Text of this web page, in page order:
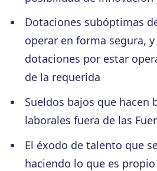
Dotaciones subóptimas
operar en forma segura,
dotaciones por estar
de la requerida
Sueldos bajos que hacen
laborales fuera de las
El éxodo de talento que
haciendo lo que es